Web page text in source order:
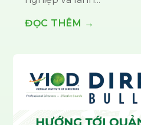
ĐỌC THÊM →